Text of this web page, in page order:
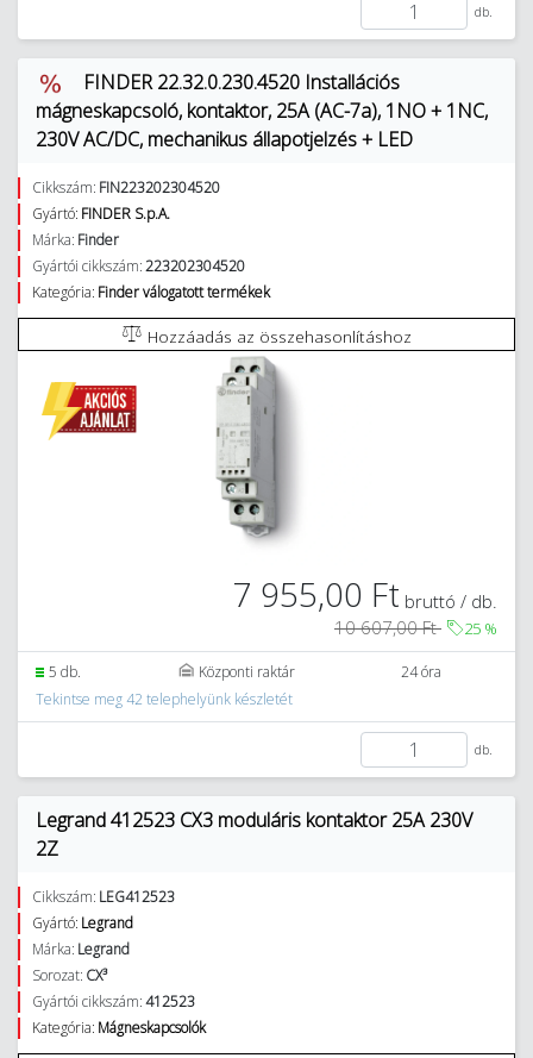
db.
FINDER 22.32.0.230.4520 Installációs
mágneskapcsoló, kontaktor, 25A (AC-7a), 1NO + 1NC,
230V AC/DC, mechanikus állapotjelzés + LED
Cikkszám: FIN223202304520
Gyártó: FINDER S.p.A.
Márka: Finder
Gyártói cikkszám:223202304520
Kategória: Finder válogatott termékek
Hozzáadás az összehasonlításhoz
7 955,00 Ft bruttó / db.
10 607,00 Ft
25 %
5 db. Központi raktár
24 óra
Tekintse meg 42 telephelyünk készletét
db.
Legrand 412523 CX3 moduláris kontaktor 25A 230V
2Z
Cikkszám: LEG412523
Gyártó: Legrand
Márka: Legrand
Sorozat: CX³
Gyártói cikkszám:412523
Kategória: Mágneskapcsolók